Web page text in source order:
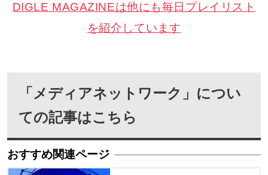
DIGLE MAGAZINEは他にも毎日プレイリスト
を紹介しています
「メディアネットワーク」につい
ての記事はこちら